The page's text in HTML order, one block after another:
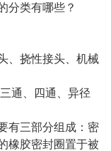
分类有哪些？
挠性接头、机械
通、四通、异径
三部分组成：密
橡胶密封圈置于被